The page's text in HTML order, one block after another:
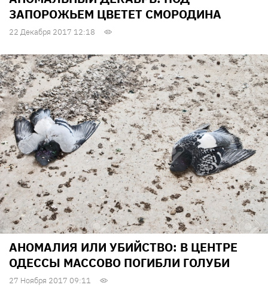
ЗАПОРОЖЬЕМ ЦВЕТЕТ СМОРОДИНА
22 Декабря 2017 12:18
АНОМАЛИЯ ИЛИ УБИЙСТВО: В ЦЕНТРЕ
ОДЕССЫ МАССОВО ПОГИБЛИ ГОЛУБИ
27 Ноября 2017 09:11